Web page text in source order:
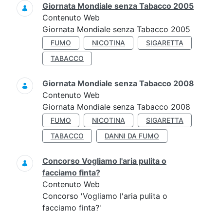
Giornata Mondiale senza Tabacco 2005
Contenuto Web
Giornata Mondiale senza Tabacco 2005
FUMO NICOTINA
SIGARETTA
TABACCO
Giornata Mondiale senza Tabacco 2008
Contenuto Web
Giornata Mondiale senza Tabacco 2008
FUMO NICOTINA
SIGARETTA
TABACCO
DANNI DA FUMO
Concorso Vogliamo l'aria pulita o
facciamo finta?
Contenuto Web
Concorso 'Vogliamo l'aria pulita o
facciamo finta?'